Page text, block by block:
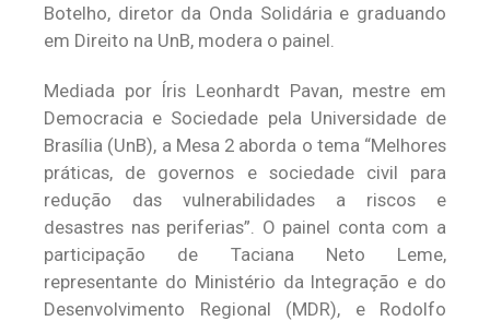
Botelho, diretor da Onda Solidária e graduando
em Direito na UnB, modera o painel.
Mediada por Íris Leonhardt Pavan, mestre em
Democracia e Sociedade pela Universidade de
Brasília (UnB), a Mesa 2 aborda o tema “Melhores
práticas, de governos e sociedade civil para
redução das vulnerabilidades a riscos e
desastres nas periferias”. O painel conta com a
participação de Taciana Neto Leme,
representante do Ministério da Integração e do
Desenvolvimento Regional (MDR), e Rodolfo